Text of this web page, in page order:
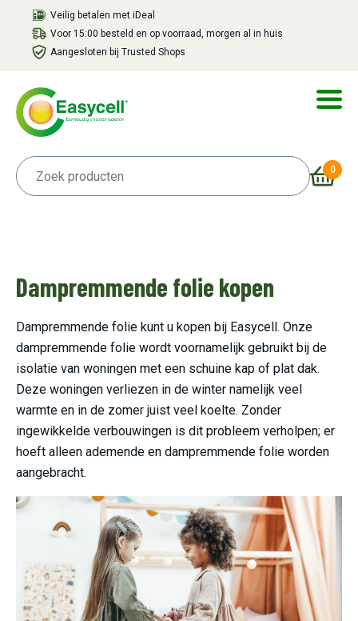
Veilig betalen met iDeal
Voor 15:00 besteld en op voorraad, morgen al in huis
Aangesloten bij Trusted Shops
0
Dampremmende folie kopen
Dampremmende folie kunt u kopen bij Easycell. Onze
dampremmende folie wordt voornamelijk gebruikt bij de
isolatie van woningen met een schuine kap of plat dak.
Deze woningen verliezen in de winter namelijk veel
warmte en in de zomer juist veel koelte. Zonder
ingewikkelde verbouwingen is dit probleem verholpen; er
hoeft alleen ademende en dampremmende folie worden
aangebracht.